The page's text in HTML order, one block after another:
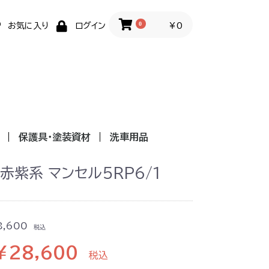
お気に入り ログイン 0 ￥0
保護具・塗装資材 洗車用品
系 マンセル5RP6/1
税込
28,600 税込